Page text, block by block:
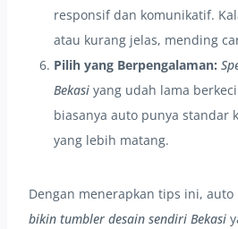
responsif dan komunikatif.
atau kurang jelas, mending
Pilih yang Berpengalaman:
Bekasi yang udah lama
biasanya auto punya standar
yang lebih matang.
Dengan menerapkan tips ini, auto
bikin tumbler desain sendiri Bekasi